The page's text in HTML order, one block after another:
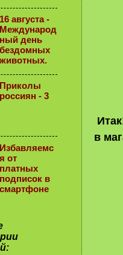
в
16 августа -
Международ
ный день
бездомных
животных.
Приколы
россиян - 3
Избавляемс
я от
платных
подписок в
смартфоне